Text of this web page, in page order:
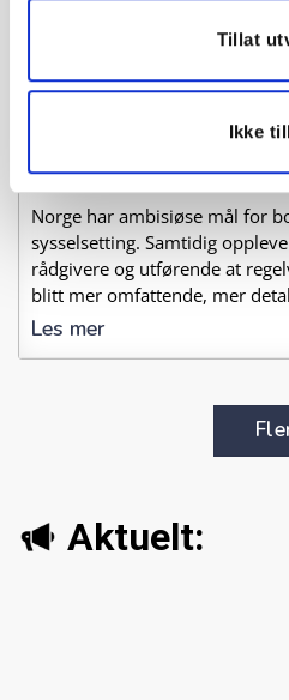
Tillat
Ikke
Arendalsuka –
Norge har ambisiøse mål for
sysselsetting. Samtidig
rådgivere og utførende at
blitt mer omfattende, mer
Les mer
Aktuelt: